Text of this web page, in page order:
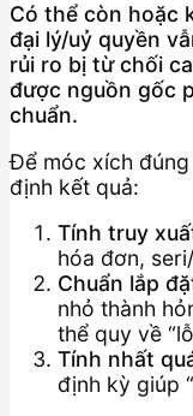
Có thể còn hoặc
đại lý/uỷ quyền
rủi ro bị từ chối
được nguồn gốc
chuẩn.
Để móc xích
định kết quả:
Tính truy
hóa đơn,
Chuẩn lắp
nhỏ thành
thể quy về
Tính nhất
định kỳ giúp